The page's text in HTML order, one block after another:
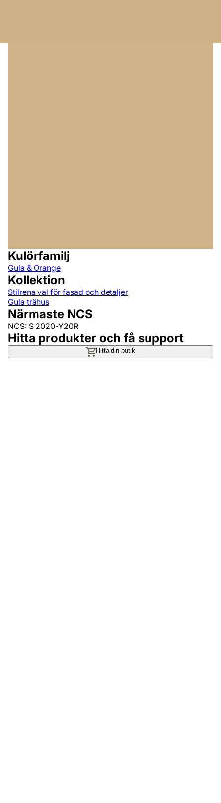
Kulörfamilj
Gula & Orange
Kollektion
Stilrena val för fasad och detaljer
Gula trähus
Närmaste NCS
NCS: S 2020-Y20R
Hitta produkter och få support
Hitta din butik